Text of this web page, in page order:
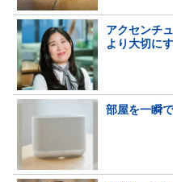
アクセンチ
より大切に
部屋を一瞬